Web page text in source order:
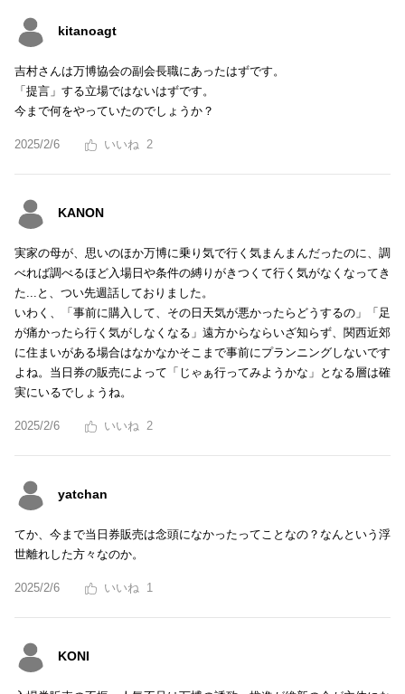
kitanoagt
吉村さんは万博協会の副会長職にあったはずです。
「提言」する立場ではないはずです。
今まで何をやっていたのでしょうか？
2025/2/6 2
KANON
実家の母が、思いのほか万博に乗り気で行く気まんまんだったのに、調
べれば調べるほど入場日や条件の縛りがきつくて行く気がなくなってき
た...と、つい先週話しておりました。
いわく、「事前に購入して、その日天気が悪かったらどうするの」「足
が痛かったら行く気がしなくなる」遠方からならいざ知らず、関西近郊
に住まいがある場合はなかなかそこまで事前にプランニングしないです
よね。当日券の販売によって「じゃぁ行ってみようかな」となる層は確
実にいるでしょうね。
2025/2/6 2
yatchan
てか、今まで当日券販売は念頭になかったってことなの？なんという浮
世離れした方々なのか。
2025/2/6 1
KONI